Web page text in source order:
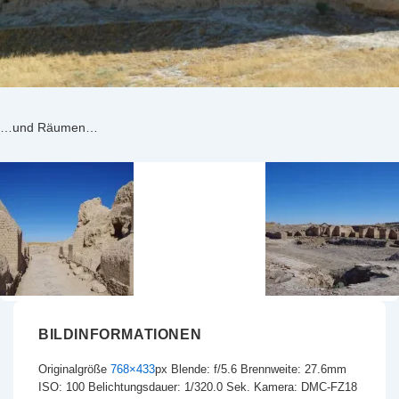
…und Räumen…
BILDINFORMATIONEN
Originalgröße 768×433px Blende: f/5.6 Brennweite: 27.6mm
ISO: 100 Belichtungsdauer: 1/320.0 Sek. Kamera: DMC-FZ18